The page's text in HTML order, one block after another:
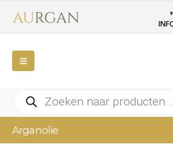
Producten
zoeken
Arganolie